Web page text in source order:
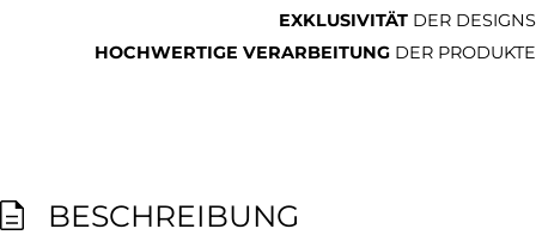
EXKLUSIVITÄT DER DESIGNS
HOCHWERTIGE VERARBEITUNG DER PRODUKTE
BESCHREIBUNG